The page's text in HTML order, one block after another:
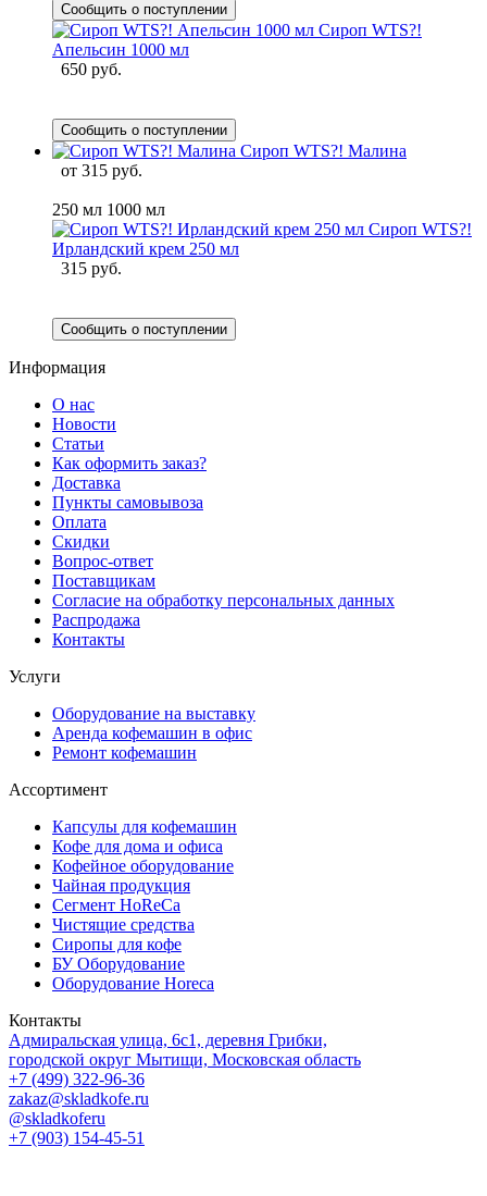
Сообщить о поступлении
Сироп WTS?!
Апельсин 1000 мл
650 руб.
Сообщить о поступлении
Сироп WTS?! Малина
от 315 руб.
250 мл 1000 мл
Сироп WTS?!
Ирландский крем 250 мл
315 руб.
Сообщить о поступлении
Информация
О нас
Новости
Статьи
Как оформить заказ?
Доставка
Пункты самовывоза
Оплата
Скидки
Вопрос-ответ
Поставщикам
Согласие на обработку персональных данных
Распродажа
Контакты
Услуги
Оборудование на выставку
Аренда кофемашин в офис
Ремонт кофемашин
Ассортимент
Капсулы для кофемашин
Кофе для дома и офиса
Кофейное оборудование
Чайная продукция
Сегмент HoReCa
Чистящие средства
Сиропы для кофе
БУ Оборудование
Оборудование Horeca
Контакты
Адмиральская улица, 6с1, деревня Грибки,
городской округ Мытищи, Московская область
+7 (499) 322-96-36
zakaz@skladkofe.ru
@skladkoferu
+7 (903) 154-45-51